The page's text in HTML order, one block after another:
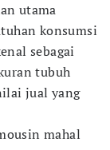
utama
konsumsi
sebagai
tubuh
jual yang
mahal